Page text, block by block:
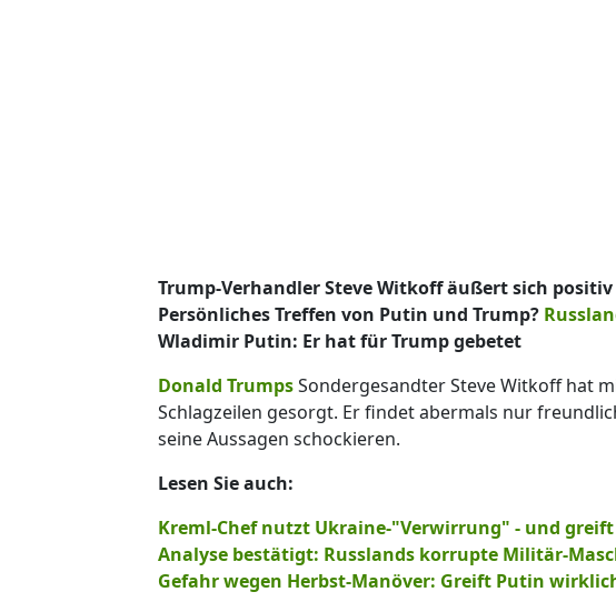
Trump-Verhandler Steve Witkoff äußert sich positiv
Persönliches Treffen von Putin und Trump?
Wladimir Putin: Er hat für Trump gebetet
Donald TrumpsSondergesandter Steve Witkoff hat
Schlagzeilen gesorgt. Er findet abermals nur
seine Aussagen schockieren.
Lesen Sie auch:
Kreml-Chef nutzt Ukraine-"Verwirrung" - und
Analyse bestätigt: Russlands korrupte Militär-
Gefahr wegen Herbst-Manöver: Greift Putin